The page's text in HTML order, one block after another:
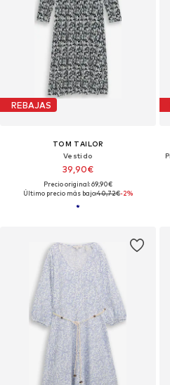
REBAJAS
TOM TAILOR
Vestido
39,90€
Precio original: 69,90€
Último precio más bajo:40,72€-2%